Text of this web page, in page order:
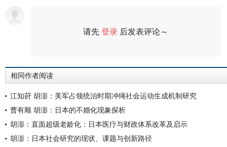
请先登录 后发表评论～
相同作者阅读
江知莳 胡澎：美军占领统治时期冲绳社会运动生成机制研究
曹有顺 胡澎：日本的不婚化现象探析
胡澎：直面超级老龄化：日本医疗与财政体系改革及启示
胡澎：日本社会研究的现状、课题与创新路径